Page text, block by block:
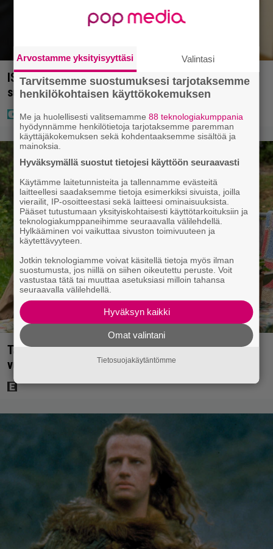
IS: Hjalliksen ja Jasminen häissä suomalainen
supertähti
Tänään tv:ssä: Koskettava kotimainen elokuva
vuodelta 2020 – ”Tehty isolla sydämellä”
Arvostamme yksityisyyttäsi Valintasi
Tarvitsemme suostumuksesi tarjotaksemme
henkilökohtaisen käyttökokemuksen
Me ja huolellisesti valitsemamme88 teknologiakumppania
hyödynnämme henkilötietoja tarjotaksemme paremman
käyttäjäkokemuksen sekä kohdentaaksemme sisältöä ja
mainoksia.
Hyväksymällä suostut tietojesi käyttöön seuraavasti
Käytämme laitetunnisteita ja tallennamme evästeitä
laitteellesi saadaksemme tietoja esimerkiksi sivuista, joilla
vierailit, IP-osoitteestasi sekä laitteesi ominaisuuksista.
Pääset tutustumaan yksityiskohtaisesti käyttötarkoituksiin ja
teknologiakumppaneihimme seuraavalla välilehdellä.
Hylkääminen voi vaikuttaa sivuston toimivuuteen ja
käytettävyyteen.
Jotkin teknologiamme voivat käsitellä tietoja myös ilman
suostumusta, jos niillä on siihen oikeutettu peruste. Voit
vastustaa tätä tai muuttaa asetuksiasi milloin tahansa
seuraavalla välilehdellä.
Hyväksyn kaikki
Omat valintani
Tietosuojakäytäntömme